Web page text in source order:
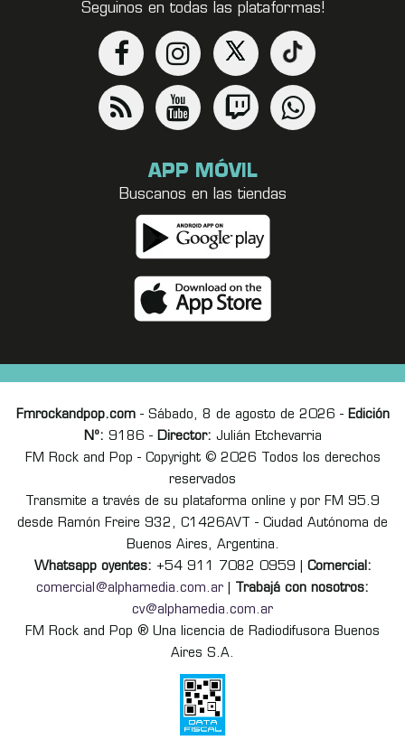
Seguinos en todas las plataformas!
APP MÓVIL
Buscanos en las tiendas
Fmrockandpop.com- Sábado, 8 de agosto de 2026 - Edición
Nº: 9186 - Director: Julián Etchevarria
FM Rock and Pop - Copyright © 2026 Todos los derechos
reservados
Transmite a través de su plataforma online y por FM 95.9
desde Ramón Freire 932, C1426AVT - Ciudad Autónoma de
Buenos Aires, Argentina.
Whatsapp oyentes: +54 911 7082 0959 | Comercial:
comercial@alphamedia.com.ar
Trabajá con nosotros:
cv@alphamedia.com.ar
FM Rock and Pop ® Una licencia de Radiodifusora Buenos
Aires S.A.